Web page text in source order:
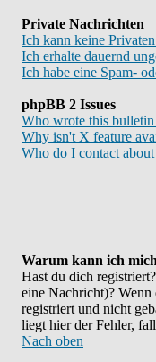
Private Nachrichten
Ich kann keine
Ich erhalte dauernd
Ich habe eine Spam-
phpBB 2 Issues
Who wrote this bulletin
Why isn't X feature
Who do I contact
Warum kann ich
Hast du dich
eine Nachricht)? Wenn
registriert und nicht
liegt hier der Fehler,
Nach oben